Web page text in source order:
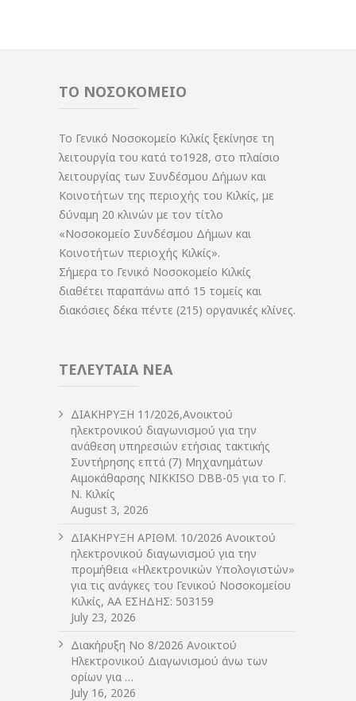
ΤΟ ΝΟΣΟΚΟΜΕΙΟ
Το Γενικό Νοσοκομείο Κιλκίς ξεκίνησε τη
λειτουργία του κατά το1928, στο πλαίσιο
λειτουργίας των Συνδέσμου Δήμων και
Κοινοτήτων της περιοχής του Κιλκίς, με
δύναμη 20 κλινών με τον τίτλο
«Νοσοκομείο Συνδέσμου Δήμων και
Κοινοτήτων περιοχής Κιλκίς».
Σήμερα το Γενικό Νοσοκομείο Κιλκίς
διαθέτει παραπάνω από 15 τομείς και
διακόσιες δέκα πέντε (215) οργανικές κλίνες.
ΤΕΛΕΥΤΑΙΑ ΝΕΑ
ΔIΑΚΗΡΥΞΗ 11/2026,Ανοικτού
ηλεκτρονικού διαγωνισμού για την
ανάθεση υπηρεσιών ετήσιας τακτικής
Συντήρησης επτά (7) Μηχανημάτων
Αιμοκάθαρσης NIKKISO DBB-05 για το Γ.
Ν. Κιλκίς
August 3, 2026
ΔIΑΚΗΡΥΞΗ ΑΡIΘΜ. 10/2026 Ανοικτού
ηλεκτρονικού διαγωνισμού για την
προμήθεια «Ηλεκτρονικών Υπολογιστών»
για τις ανάγκες του Γενικού Νοσοκομείου
Κιλκίς, ΑΑ ΕΣΗΔΗΣ: 503159
July 23, 2026
Διακήρυξη Νο 8/2026 Ανοικτού
Ηλεκτρονικού Διαγωνισμού άνω των
ορίων για …
July 16, 2026